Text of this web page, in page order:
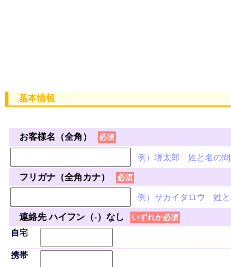
基本情報
お客様名（全角） 必須
例）堺太郎 姓と名の間
フリガナ（全角カナ） 必須
例）サカイタロウ 姓と
連絡先 ハイフン（-）なし
いずれか必須
自宅
携帯